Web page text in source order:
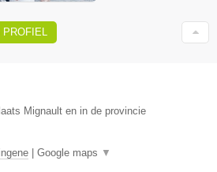
Mignault en in de provincie
| Google maps ▼